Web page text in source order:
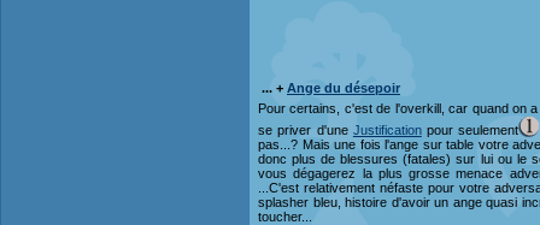
... + Ange du désepoir
Pour certains, c'est de l'overkill, car quand on
se priver d'une Justificationpour seulement
pas...? Mais une fois l'ange sur table votre
donc plus de blessures (fatales) sur lui ou le
vous dégagerez la plus grosse menace
...C'est relativement néfaste pour votre
splasher bleu, histoire d'avoir un ange quasi
toucher...